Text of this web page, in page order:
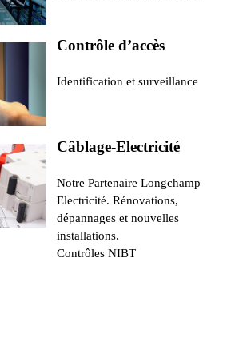
Contrôle d’accès
Identification et surveillance
Câblage-Electricité
Notre Partenaire Longchamp
Electricité. Rénovations,
dépannages et nouvelles
installations.
Contrôles NIBT